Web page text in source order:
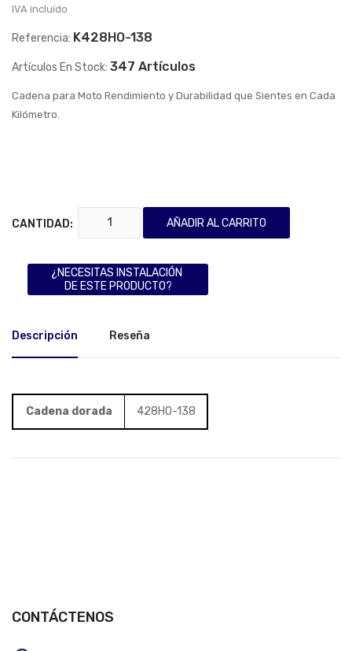
IVA incluído
Referencia: K428HO-138
Artículos En Stock: 347 Artículos
Cadena para Moto Rendimiento y Durabilidad que Sientes en Cada
Kilómetro.
CANTIDAD: AÑADIR AL CARRITO
¿NECESITAS INSTALACIÓN
DE ESTE PRODUCTO?
Descripción Reseña
Cadena dorada 428HO-138
CONTÁCTENOS